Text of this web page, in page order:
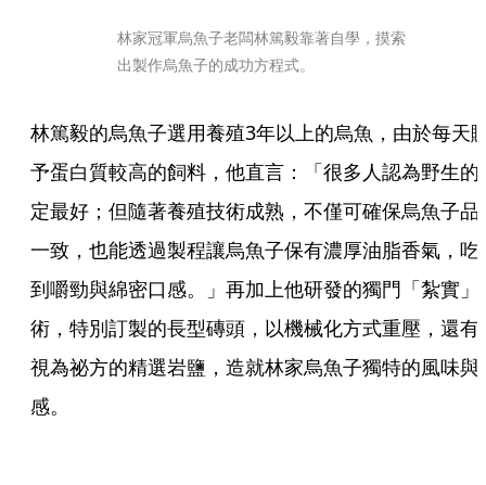
林家冠軍烏魚子老闆林篤毅靠著自學，摸索
出製作烏魚子的成功方程式。
林篤毅的烏魚子選用養殖3年以上的烏魚，由於每天
予蛋白質較高的飼料，他直言：「很多人認為野生的
定最好；但隨著養殖技術成熟，不僅可確保烏魚子品
一致，也能透過製程讓烏魚子保有濃厚油脂香氣，吃
到嚼勁與綿密口感。」再加上他研發的獨門「紮實」
術，特別訂製的長型磚頭，以機械化方式重壓，還有
視為祕方的精選岩鹽，造就林家烏魚子獨特的風味與
感。